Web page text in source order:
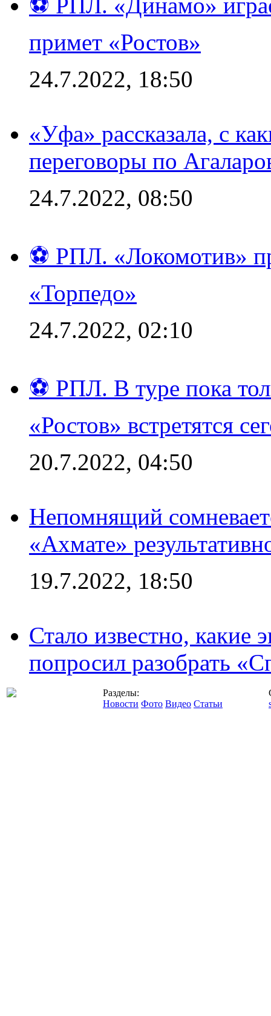
примет «Ростов»
24.7.2022, 18:50
«Уфа» рассказала, с
переговоры по
24.7.2022, 08:50
⚽ РПЛ. «Локомотив»
«Торпедо»
24.7.2022, 02:10
⚽ РПЛ. В туре пока
«Ростов» встретятся
20.7.2022, 04:50
Непомнящий
«Ахмате»
19.7.2022, 18:50
Стало известно, какие
попросил разобрать
Разделы:
Новости Фото Видео Статьи